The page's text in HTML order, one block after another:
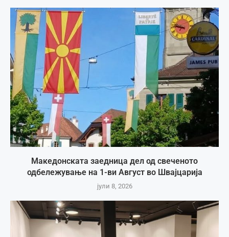
Македонската заедница дел од свеченото
одбележување на 1-ви Август во Швајцарија
јули 8, 2026